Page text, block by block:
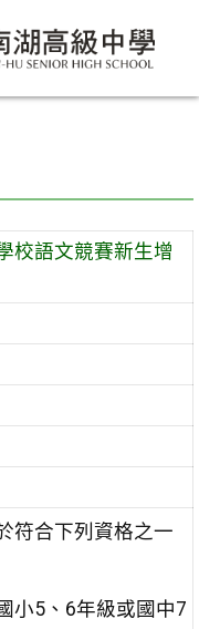
校語文競賽新生增
符合下列資格之一
小5、6年級或國中7